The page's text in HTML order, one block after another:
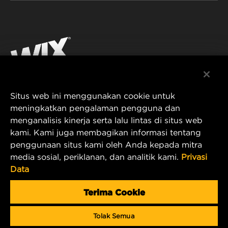
PRODUK UNTUK BALAP
KONTAK
PRIVASI DATA
PEMBERITAHUAN LEGAL
TERBITAN
Instagram
PT MANN AND HUMMEL Filtration Indonesia
Puri Indah Financial Tower, Unit 107
Jl. Puri Lingkar Dalam, RT01/RW02
Kembangan Selatan
Kecamatan Kembangan
West Jakarta 11610, Indonesia
wix_filters_asia@mann-hummel.com
Situs web ini menggunakan cookie untuk
meningkatkan pengalaman pengguna dan
menganalisis kinerja serta lalu lintas di situs web
kami. Kami juga membagikan informasi tentang
penggunaan situs kami oleh Anda kepada mitra
media sosial, periklanan, dan analitik kami. Privasi
Data
Terima Cookie
Tolak Semua